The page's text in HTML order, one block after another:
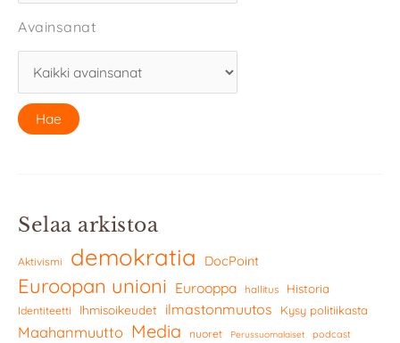
Avainsanat
Selaa arkistoa
Aktivismi demokratia DocPoint
Euroopan unioni Eurooppa hallitus Historia
Identiteetti Ihmisoikeudet ilmastonmuutos Kysy politiikasta
Maahanmuutto Media nuoret Perussuomalaiset podcast